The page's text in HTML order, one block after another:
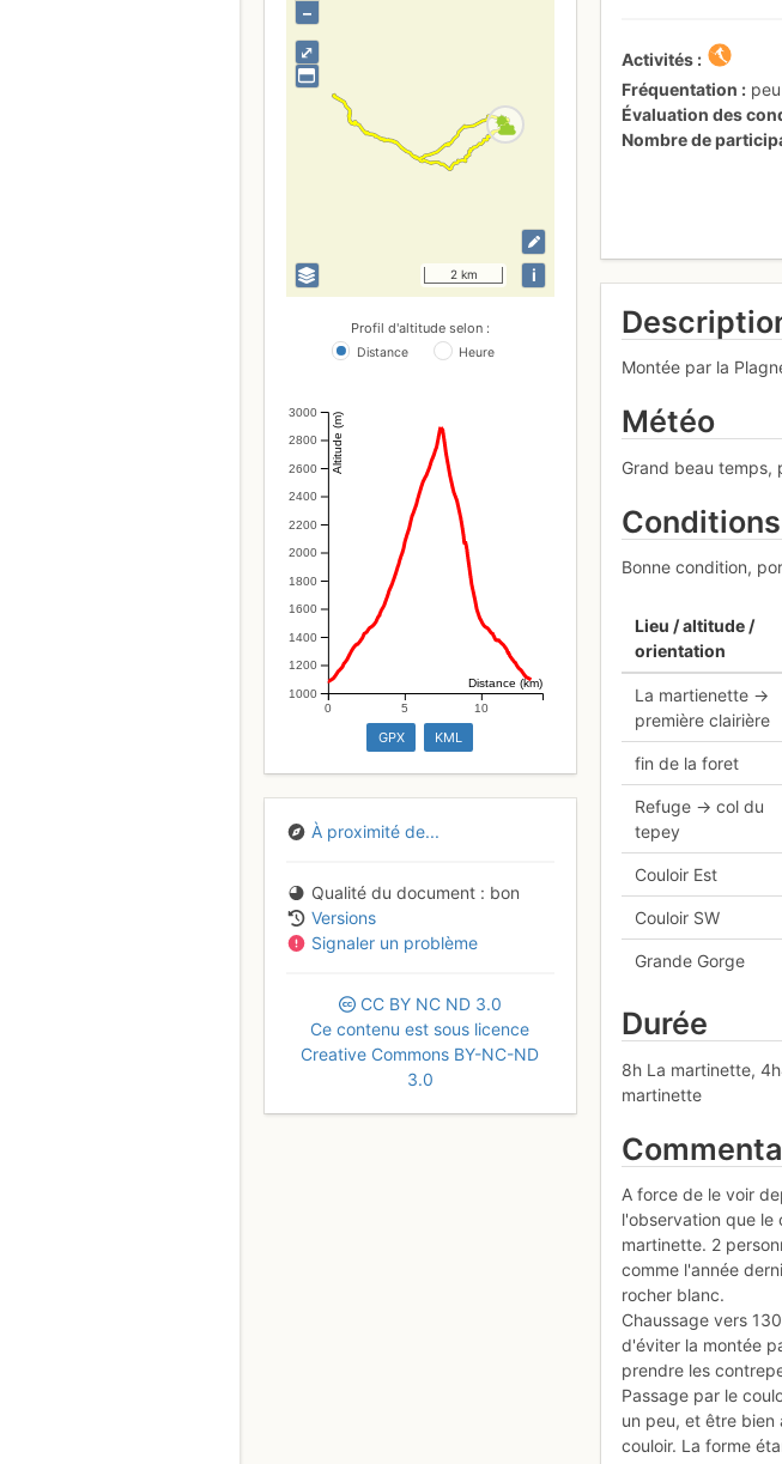
–
2 km i
⤢
Profil d'altitude selon :
Distance Heure
1000
1200
1400
1600
1800
2000
2200
2400
2600
2800
3000 Altitude (m)
0 5 10
Distance (km)
GPX KML
À proximité de...
Qualité du document
bon
Versions
Signaler un problème
CC BY NC ND 3.0
Ce contenu est sous licence
Creative Commons BY-NC-ND
3.0
Activités
Fréquentation
Évaluation des
Nombre de
Montée par la
Météo
Grand beau temps,
Conditions
Bonne condition,
Lieu / altitude /
orientation
La martienette ->
première clairière
fin de la foret
Refuge -> col du
tepey
Couloir Est
Couloir SW
Grande Gorge
Durée
8h La martinette,
martinette
A force de le voir
l'observation que le
martinette. 2
comme l'année
rocher blanc.
Chaussage vers
d'éviter la montée
prendre les
Passage par le
un peu, et être
couloir. La forme